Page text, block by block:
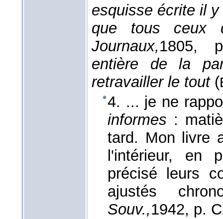
esquisse écrite il
que tous ceux
Journaux,1805,
entière de la
retravailler le tout(
4. ... je ne
informes :
tard. Mon livre
l'intérieur, en
précisé leurs
ajustés
Souv.,1942, p.